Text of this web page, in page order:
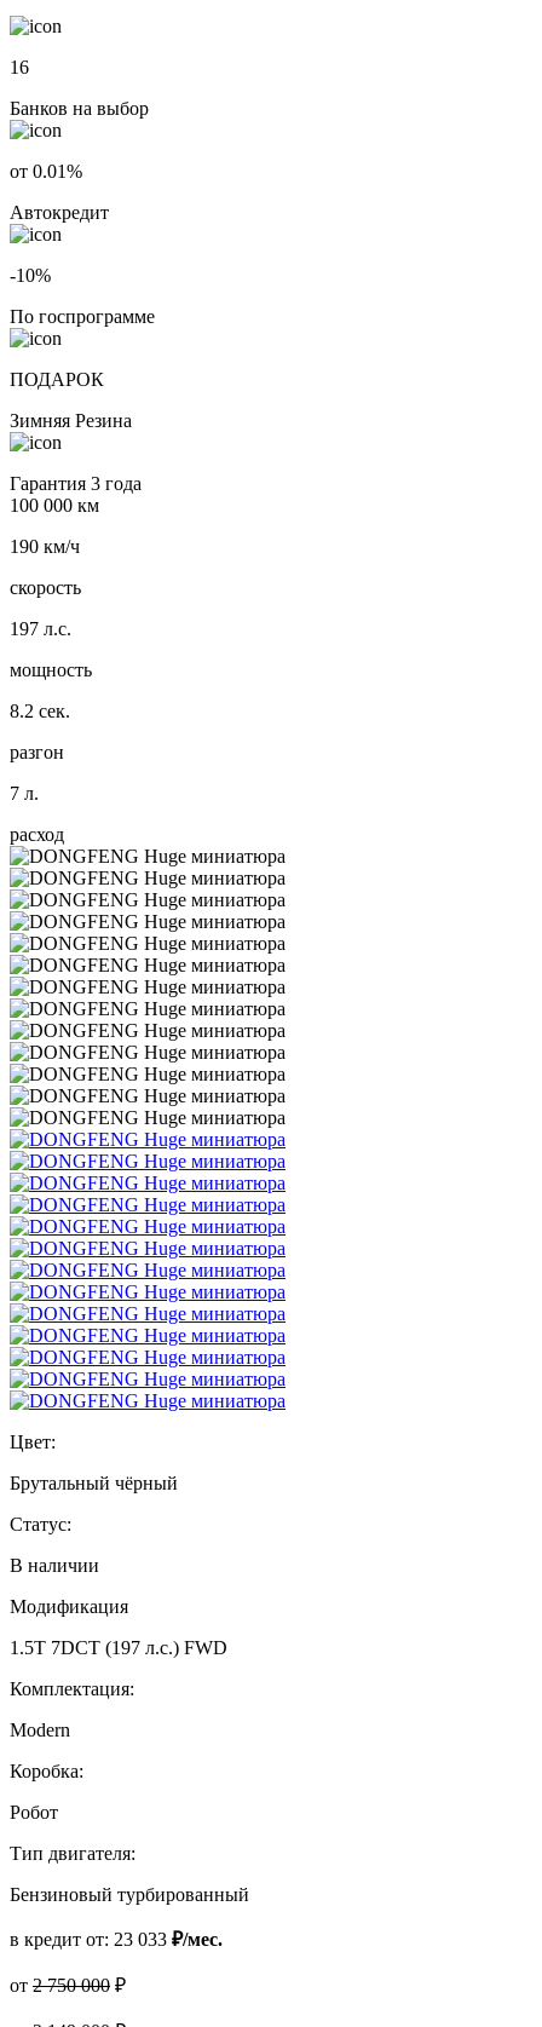
16
Банков на выбор
от 0.01%
Автокредит
-10%
По госпрограмме
ПОДАРОК
Зимняя Резина
Гарантия 3 года
100 000 км
190 км/ч
скорость
197 л.с.
мощность
8.2 сек.
разгон
7 л.
расход
Цвет:
Брутальный чёрный
Статус:
В наличии
Модификация
1.5T 7DCT (197 л.с.) FWD
Комплектация:
Modern
Коробка:
Робот
Тип двигателя:
Бензиновый турбированный
в кредит от: 23 033 ₽/мес.
от 2 750 000 ₽